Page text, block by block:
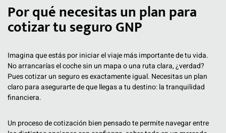
Por qué necesitas un plan para
cotizar tu seguro GNP
Imagina que estás por iniciar el viaje más importante de tu vida.
No arrancarías el coche sin un mapa o una ruta clara, ¿verdad?
Pues cotizar un seguro es exactamente igual. Necesitas un plan
claro para asegurarte de que llegas a tu destino: la tranquilidad
financiera.
Un proceso de cotización bien pensado te permite navegar entre